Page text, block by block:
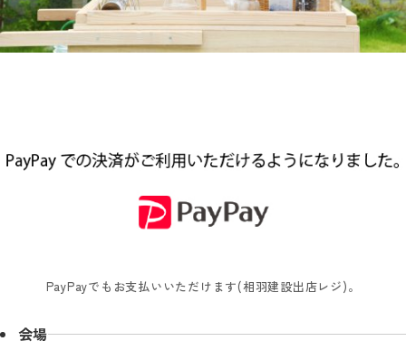
PayPayでもお支払いいただけます(相羽建設出店レジ)。
会場